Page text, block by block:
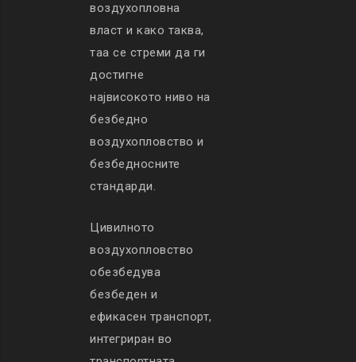
воздухопловна
власт и како таква,
таа се стреми да ги
достигне
највисокото ниво на
безбедно
воздухопловство и
безбедносните
стандарди.
Цивилното
воздухопловство
обезбедува
безбеден и
ефикасен транспорт,
интегриран во